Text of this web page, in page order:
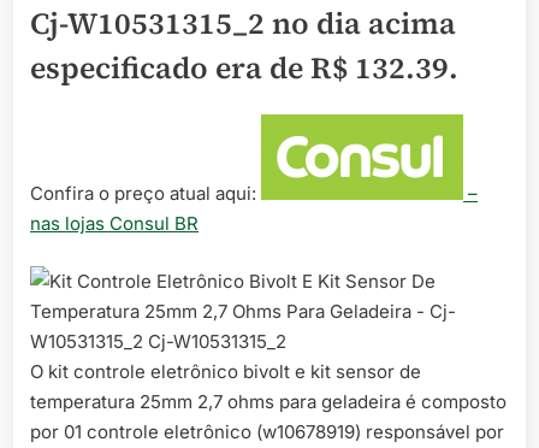
Cj-W10531315_2 no dia acima
especificado era deR$ 132.39.
Confira o preço atual aqui:
–
nas lojas Consul BR
O kit controle eletrônico bivolt e kit sensor de
temperatura 25mm 2,7 ohms para geladeira é composto
por 01 controle eletrônico (w10678919) responsável por